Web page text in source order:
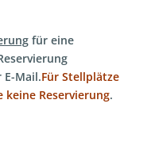
für eine
Mail.Für Stellplätze
keine Reservierung.